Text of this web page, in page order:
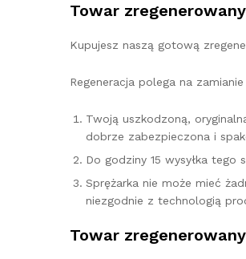
Towar
Kupujesz naszą gotową
Regeneracja polega na
Twoją uszkodzoną,
dobrze zabezpieczona i
Do godziny 15 wysyłka tego
Sprężarka nie może mieć
niezgodnie z technologią
Towar